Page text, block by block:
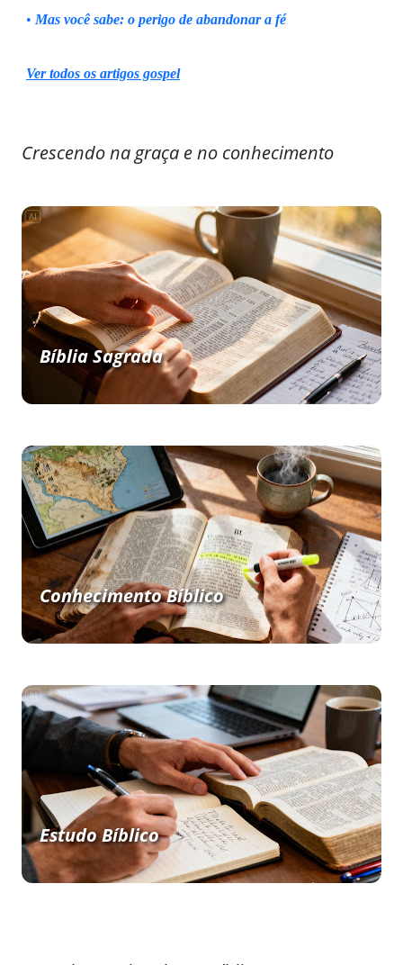
• Mas você sabe: o perigo de abandonar a fé
Ver todos os artigos gospel
Crescendo na graça e no conhecimento
Bíblia Sagrada
Conhecimento Bíblico
Estudo Bíblico